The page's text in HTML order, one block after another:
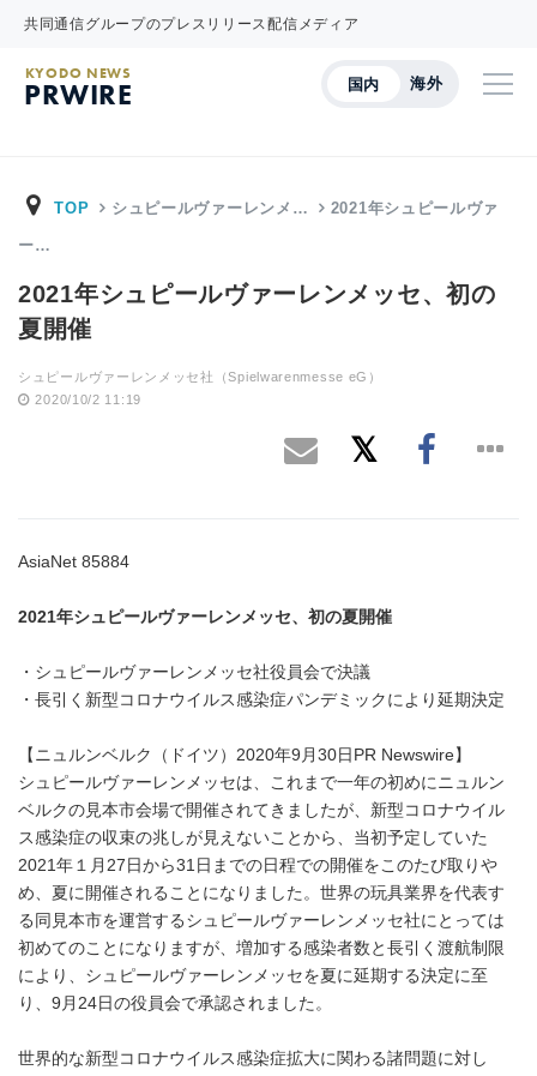
共同通信グループのプレスリリース配信メディア
国内 海外
KYODO NEWS
PRWIRE
TOP シュピールヴァーレンメ… 2021年シュピールヴァ
ー…
2021年シュピールヴァーレンメッセ、初の
夏開催
シュピールヴァーレンメッセ社（Spielwarenmesse eG）
2020/10/2 11:19
AsiaNet 85884
2021年シュピールヴァーレンメッセ、初の夏開催
・シュピールヴァーレンメッセ社役員会で決議
・長引く新型コロナウイルス感染症パンデミックにより延期決定
【ニュルンベルク（ドイツ）2020年9月30日PR Newswire】
シュピールヴァーレンメッセは、これまで一年の初めにニュルン
ベルクの見本市会場で開催されてきましたが、新型コロナウイル
ス感染症の収束の兆しが見えないことから、当初予定していた
2021年１月27日から31日までの日程での開催をこのたび取りや
め、夏に開催されることになりました。世界の玩具業界を代表す
る同見本市を運営するシュピールヴァーレンメッセ社にとっては
初めてのことになりますが、増加する感染者数と長引く渡航制限
により、シュピールヴァーレンメッセを夏に延期する決定に至
り、9月24日の役員会で承認されました。
世界的な新型コロナウイルス感染症拡大に関わる諸問題に対し